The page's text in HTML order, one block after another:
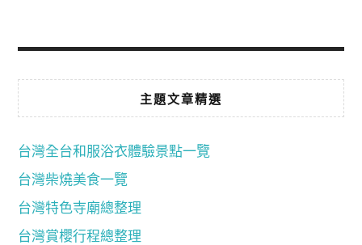
主題文章精選
台灣全台和服浴衣體驗景點一覽
台灣柴燒美食一覽
台灣特色寺廟總整理
台灣賞櫻行程總整理